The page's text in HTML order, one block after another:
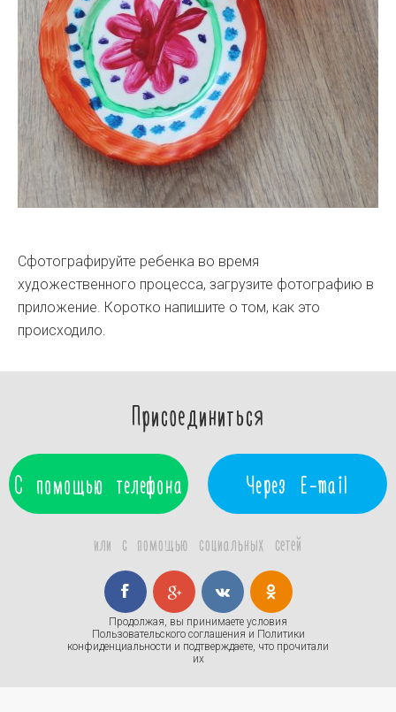
Сфотографируйте ребенка во время
художественного процесса, загрузите фотографию в
приложение. Коротко напишите о том, как это
происходило.
Присоединиться
С помощью телефона Через E-mail
или с помощью социальных сетей
Продолжая, вы принимаете условия
Пользовательского соглашения и Политики
конфиденциальности и подтверждаете, что прочитали
их